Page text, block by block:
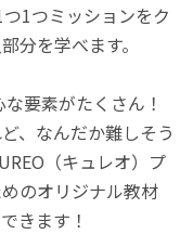
1つミッションをク
分を学べます。
要素がたくさん！
、なんだか難しそう
（キュレオ）プ
のオリジナル教材
きます！